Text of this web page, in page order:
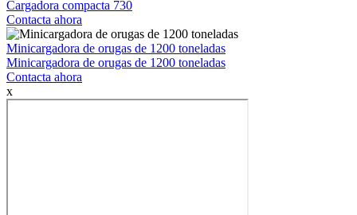
Cargadora compacta 730
Contacta ahora
Minicargadora de orugas de 1200 toneladas
Minicargadora de orugas de 1200 toneladas
Contacta ahora
x